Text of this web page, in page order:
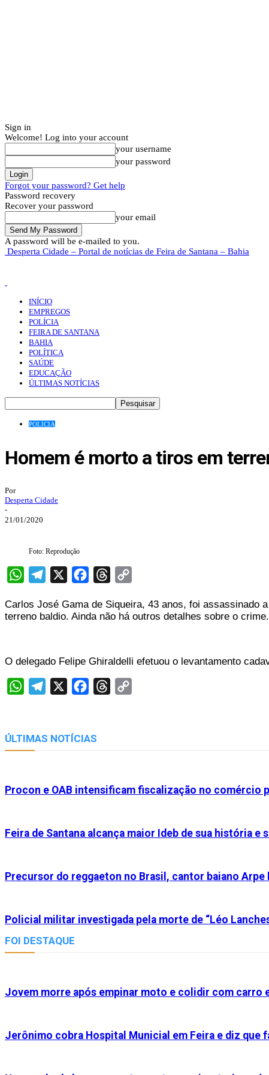
Sign in
Welcome! Log into your account
your username
your password
Forgot your password? Get help
Password recovery
Recover your password
your email
A password will be e-mailed to you.
Desperta Cidade – Portal de notícias de Feira de Santana – Bahia
INÍCIO
EMPREGOS
POLÍCIA
FEIRA DE SANTANA
BAHIA
POLÍTICA
SAÚDE
EDUCAÇÃO
ÚLTIMAS NOTÍCIAS
POLÍCIA
Homem é morto a tiros em
Por
Desperta Cidade
-
21/01/2020
Foto: Reprodução
WhatsAppTelegram
X FacebookThreads
Carlos José Gama de Siqueira, 43 anos, foi assassinado
terreno baldio. Ainda não há outros detalhes sobre o crime.
O delegado Felipe Ghiraldelli efetuou o levantamento
WhatsAppTelegram
X FacebookThreads
ÚLTIMAS NOTÍCIAS
Procon e OAB intensificam fiscalização no comércio
Feira de Santana alcança maior Ideb de sua história e
Precursor do reggaeton no Brasil, cantor baiano
Policial militar investigada pela morte de “Léo
FOI DESTAQUE
Jovem morre após empinar moto e colidir com carro
Jerônimo cobra Hospital Municial em Feira e diz que